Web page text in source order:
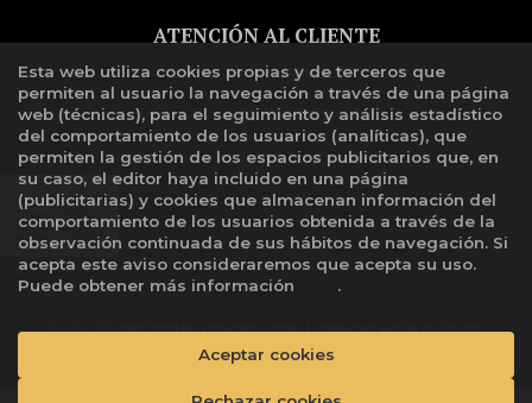
ATENCIÓN AL CLIENTE
Quiénes somos
Libro de reclamaciones
2026 ©DISTRIBUIDORA DE LIBROS HERALDOS
. Todos los Derechos Reservados |
Esta web utiliza cookies propias y de terceros que
permiten al usuario la navegación a través de una página
web (técnicas), para el seguimiento y análisis estadístico
del comportamiento de los usuarios (analíticas), que
permiten la gestión de los espacios publicitarios que, en
su caso, el editor haya incluido en una página
(publicitarias) y cookies que almacenan información del
comportamiento de los usuarios obtenida a través de la
observación continuada de sus hábitos de navegación. Si
acepta este aviso consideraremos que acepta su uso.
Puede obtener más información
.
Aceptar cookies